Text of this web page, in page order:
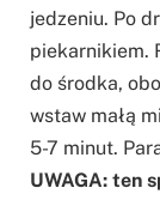
jedzeniu. Po
piekarnikiem.
do środka,
wstaw małą
5-7 minut.
UWAGA: ten